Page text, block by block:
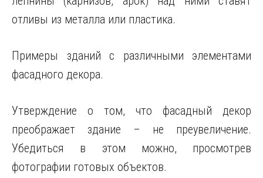
отливы из металла или пластика.
Примеры зданий с различными элементами
фасадного декора.
Утверждение о том, что фасадный декор
преображает здание – не преувеличение.
Убедиться в этом можно, просмотрев
фотографии готовых объектов.